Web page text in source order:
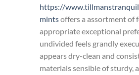
https://
mintsoffers a assortment of
appropriate exceptional
undivided feels grandly
appears dry-clean and
materials sensible of sturdy,